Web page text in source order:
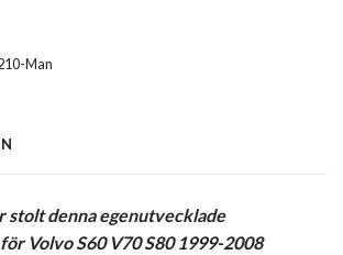
Man
stolt denna egenutvecklade
Volvo S60 V70 S80 1999-2008